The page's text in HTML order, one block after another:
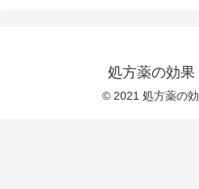
処方薬の効果
© 2021 処方薬の